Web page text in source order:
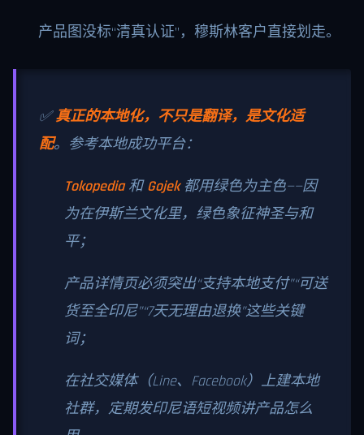
产品图没标“清真认证”，穆斯林客户直接划走。
✅真正的本地化，不只是翻译，是文化适
配。参考本地成功平台：
Tokopedia和Gojek都用绿色为主色——因
为在伊斯兰文化里，绿色象征神圣与和
平；
产品详情页必须突出“支持本地支付”“可送
货至全印尼”“7天无理由退换”这些关键
词；
在社交媒体（Line、Facebook）上建本地
社群，定期发印尼语短视频讲产品怎么